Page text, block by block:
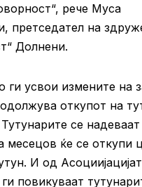
рече Муса
претседател на
Долнени.
ги усвои измените на
откупот на
се
месецов ќе се откупи
И од
повикуваат